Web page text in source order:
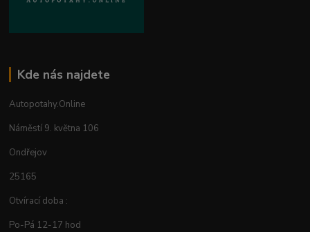
Kde nás najdete
Autopotahy.Online
Náměstí 9. května 106
Ondřejov
25165
Otvírací doba :
Po-Pá 12-17 hod